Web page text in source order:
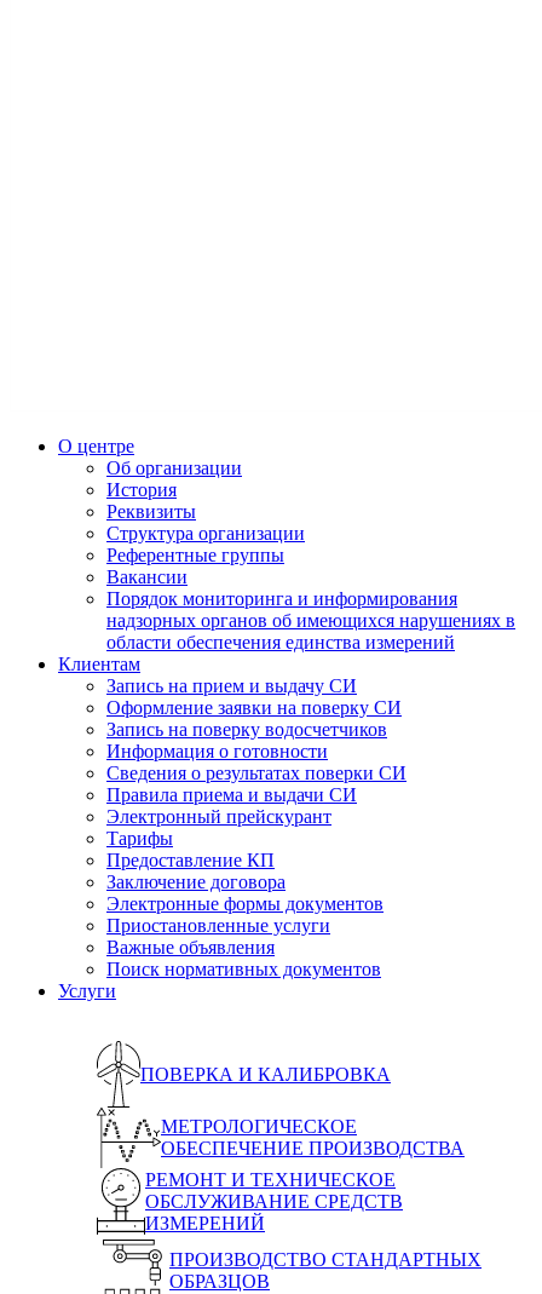
О центре
Об организации
История
Реквизиты
Структура организации
Референтные группы
Вакансии
Порядок мониторинга и информирования
надзорных органов об имеющихся нарушениях в
области обеспечения единства измерений
Клиентам
Запись на прием и выдачу СИ
Оформление заявки на поверку СИ
Запись на поверку водосчетчиков
Информация о готовности
Сведения о результатах поверки СИ
Правила приема и выдачи СИ
Электронный прейскурант
Тарифы
Предоставление КП
Заключение договора
Электронные формы документов
Приостановленные услуги
Важные объявления
Поиск нормативных документов
Услуги
ПОВЕРКА И КАЛИБРОВКА
МЕТРОЛОГИЧЕСКОЕ
ОБЕСПЕЧЕНИЕ ПРОИЗВОДСТВА
РЕМОНТ И ТЕХНИЧЕСКОЕ
ОБСЛУЖИВАНИЕ СРЕДСТВ
ИЗМЕРЕНИЙ
ПРОИЗВОДСТВО СТАНДАРТНЫХ
ОБРАЗЦОВ